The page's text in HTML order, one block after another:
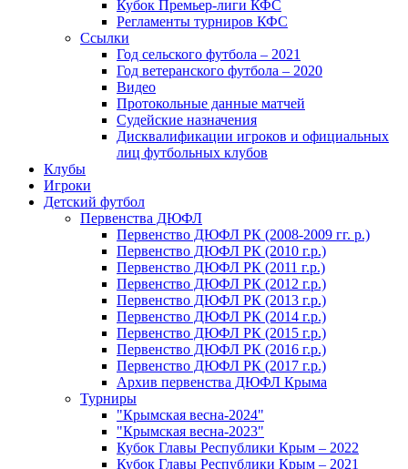
Кубок Премьер-лиги КФС
Регламенты турниров КФС
Ссылки
Год сельского футбола – 2021
Год ветеранского футбола – 2020
Видео
Протокольные данные матчей
Судейские назначения
Дисквалификации игроков и официальных
лиц футбольных клубов
Клубы
Игроки
Детский футбол
Первенства ДЮФЛ
Первенство ДЮФЛ РК (2008-2009 гг. р.)
Первенство ДЮФЛ РК (2010 г.р.)
Первенство ДЮФЛ РК (2011 г.р.)
Первенство ДЮФЛ РК (2012 г.р.)
Первенство ДЮФЛ РК (2013 г.р.)
Первенство ДЮФЛ РК (2014 г.р.)
Первенство ДЮФЛ РК (2015 г.р.)
Первенство ДЮФЛ РК (2016 г.р.)
Первенство ДЮФЛ РК (2017 г.р.)
Архив первенства ДЮФЛ Крыма
Турниры
"Крымская весна-2024"
"Крымская весна-2023"
Кубок Главы Республики Крым – 2022
Кубок Главы Республики Крым – 2021